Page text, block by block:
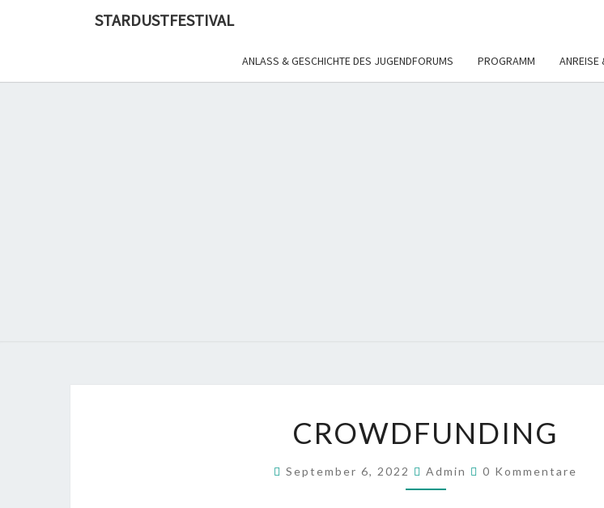
STARDUSTFESTIVAL
ANLASS & GESCHICHTE DES JUGENDFORUMS PROGRAMM ANREISE
CROWDFUNDING
September 6, 2022 Admin Kommentare
0 Kommentare